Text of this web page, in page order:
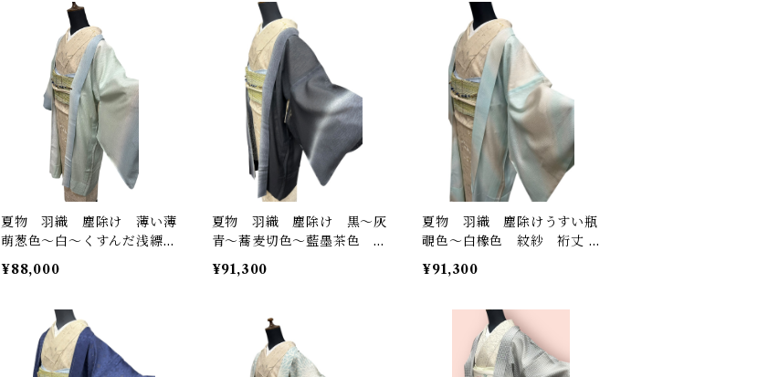
夏物 羽織 塵除け 薄い薄
萌葱色～白～くすんだ浅縹
色 紋紗 裄丈 69㎝ 新
品 K6662
¥88,000
夏物 羽織 塵除け 黒～灰
青～蕎麦切色～藍墨茶色 紋
紗 裄丈 69㎝ 新品 K66
63
¥91,300
夏物 羽織 塵除けうすい瓶
覗色～白橡色 紋紗 裄丈 6
9.5㎝ 新品 K6664
¥91,300